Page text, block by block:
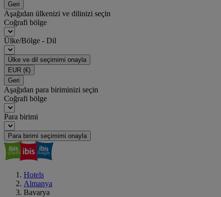
Geri
Aşağıdan ülkenizi ve dilinizi seçin
Coğrafi bölge
Ülke/Bölge - Dil
Ülke ve dil seçimimi onayla
EUR (€)
Geri
Aşağıdan para biriminizi seçin
Coğrafi bölge
Para birimi
Para birimi seçimimi onayla
Hotels
Almanya
Bavarya